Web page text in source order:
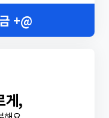
+@
게,